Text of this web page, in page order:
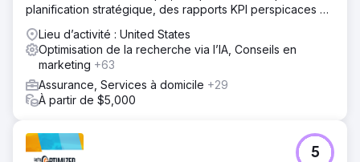
planification stratégique, des rapports KPI perspicaces et
Lieu d’activité : United States
Optimisation de la recherche via l’IA, Conseils en
marketing +63
Assurance, Services à domicile +29
À partir de $5,000
5